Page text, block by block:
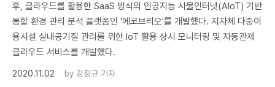
후, 클라우드를 활용한 SaaS 방식의 인공지능 사물인터넷(AIoT) 기반
통합 환경 관리 분석 플랫폼인 '에코브리오'를 개발했다. 지자체 다중이
용시설 실내공기질 관리를 위한 IoT 활용 상시 모니터링 및 자동관제
클라우드 서비스를 개발했다.
2020.11.02
by 강정규 기자